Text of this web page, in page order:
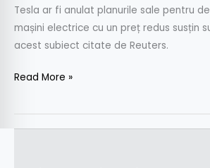
Tesla ar fi anulat planurile sale pentru
mașini electrice cu un preț redus susțin
acest subiect citate de Reuters.
Read More »